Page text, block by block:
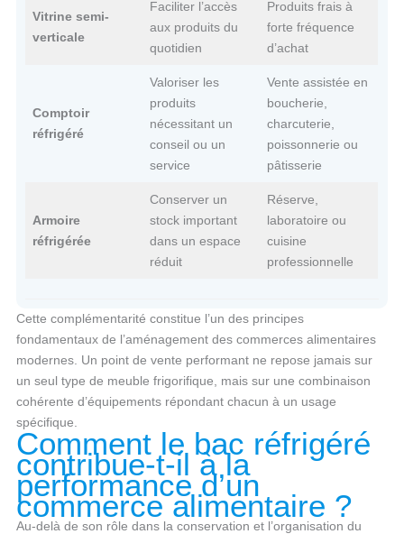
Vitrine semi-
verticale
Faciliter l’accès
aux produits du
quotidien
Produits frais à
forte fréquence
d’achat
Comptoir
réfrigéré
Valoriser les
produits
nécessitant un
conseil ou un
service
Vente assistée en
boucherie,
charcuterie,
poissonnerie ou
pâtisserie
Armoire
réfrigérée
Conserver un
stock important
dans un espace
réduit
Réserve,
laboratoire ou
cuisine
professionnelle
Cette complémentarité constitue l’un des principes
fondamentaux de l’aménagement des commerces alimentaires
modernes. Un point de vente performant ne repose jamais sur
un seul type de meuble frigorifique, mais sur une combinaison
cohérente d’équipements répondant chacun à un usage
spécifique.
Comment le bac réfrigéré
contribue-t-il à la
performance d’un
commerce alimentaire ?
Au-delà de son rôle dans la conservation et l’organisation du